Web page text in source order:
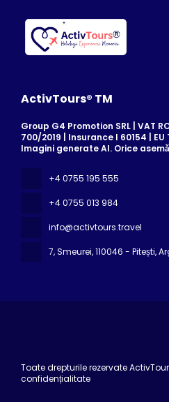
ActivTours® TM
Group G4 Promotion SRL | VAT
700/2019 | Insurance I 60154 | EU
Imagini generate AI. Orice
+4 0755 195 555
+4 0755 013 984
info@activtours.travel
7, Smeurei, 110046 - Pitești,
Toate drepturile rezervate
confidențialitate